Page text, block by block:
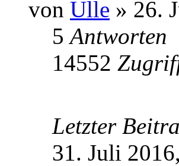
von Ulle » 26.
5Antworten
14552
Letzter
31. Juli